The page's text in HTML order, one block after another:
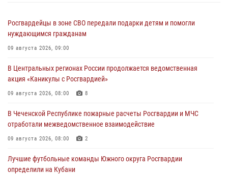
Росгвардейцы в зоне СВО передали подарки детям и помогли
нуждающимся гражданам
09 августа 2026, 09:00
В Центральных регионах России продолжается ведомственная
акция «Каникулы с Росгвардией»
09 августа 2026, 08:00 8
В Чеченской Республике пожарные расчеты Росгвардии и МЧС
отработали межведомственное взаимодействие
09 августа 2026, 08:00 2
Лучшие футбольные команды Южного округа Росгвардии
определили на Кубани